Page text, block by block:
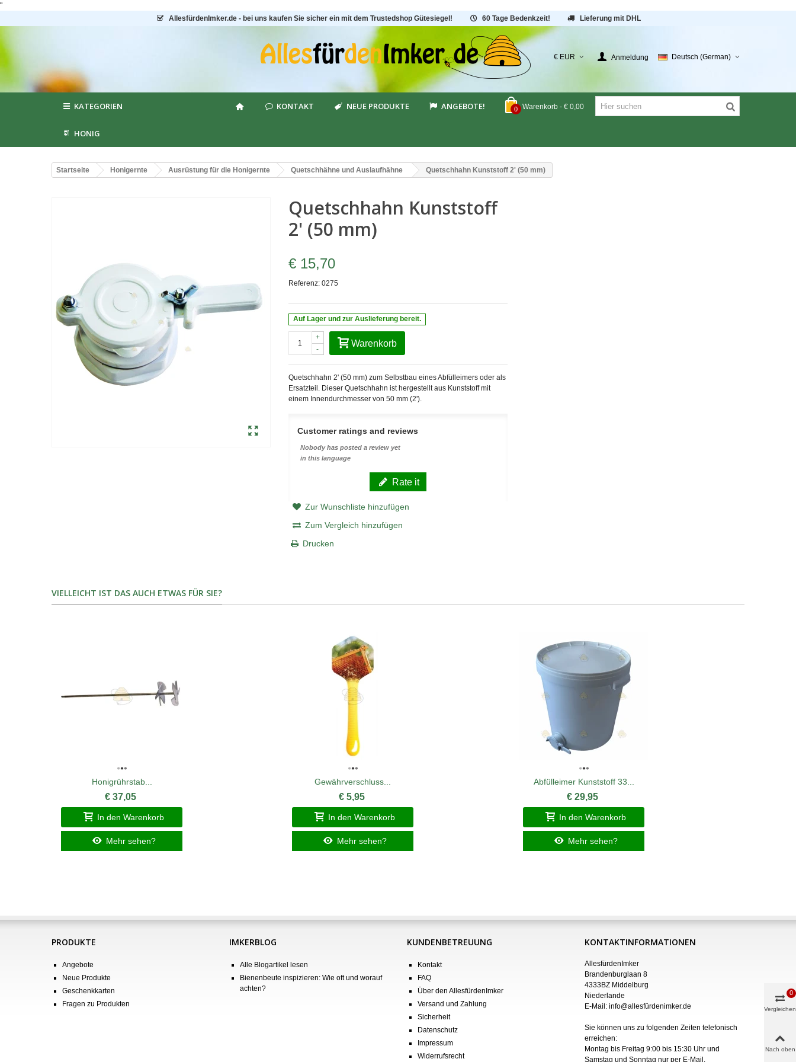
"
AllesfürdenImker.de - bei uns kaufen Sie sicher ein mit dem Trustedshop Gütesiegel!
60 Tage Bedenkzeit! Lieferung mit DHL
€ EUR Anmeldung Deutsch (German)
0 Warenkorb - € 0,00
KATEGORIEN KONTAKT NEUE PRODUKTE ANGEBOTE!
HONIG
Startseite Honigernte Ausrüstung für die Honigernte Quetschhähne und Auslaufhähne Quetschhahn Kunststoff 2' (50 mm)
Quetschhahn Kunststoff
2' (50 mm)
€ 15,70
Referenz: 0275
Auf Lager und zur Auslieferung bereit.
-
+
Warenkorb
Quetschhahn 2' (50 mm) zum Selbstbau eines Abfülleimers oder als
Ersatzteil. Dieser Quetschhahn ist hergestellt aus Kunststoff mit
einem Innendurchmesser von 50 mm (2').
Customer ratings and reviews
Nobody has posted a review yet
in this language
Rate it
Zur Wunschliste hinzufügen
Zum Vergleich hinzufügen
Drucken
VIELLEICHT IST DAS AUCH ETWAS FÜR SIE?
Honigrührstab...
€ 37,05
In den Warenkorb
Mehr sehen?
Gewährverschluss...
€ 5,95
In den Warenkorb
Mehr sehen?
Abfülleimer Kunststoff 33...
€ 29,95
In den Warenkorb
Mehr sehen?
PRODUKTE
Angebote
Neue Produkte
Geschenkkarten
Fragen zu Produkten
IMKERBLOG
Alle Blogartikel lesen
Bienenbeute inspizieren: Wie oft und worauf
achten?
KUNDENBETREUUNG
Kontakt
FAQ
Über den AllesfürdenImker
Versand und Zahlung
Sicherheit
Datenschutz
Impressum
Widerrufsrecht
KONTAKTINFORMATIONEN
AllesfürdenImker
Brandenburglaan 8
4333BZ Middelburg
Niederlande
E-Mail: info@allesfürdenimker.de
Sie können uns zu folgenden Zeiten telefonisch
erreichen:
Montag bis Freitag 9:00 bis 15:30 Uhr und
Samstag und Sonntag nur per E-Mail .
Vergleichen
0
Nach oben